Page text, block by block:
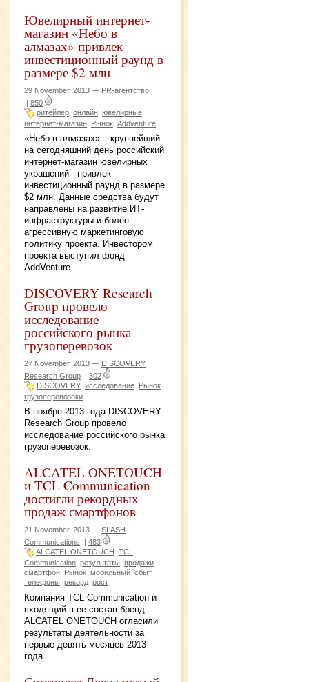
Ювелирный интернет-
магазин «Небо в
алмазах» привлек
инвестиционный раунд в
размере $2 млн
29 November, 2013 — PR-агентство
| 850
ритейлер онлайн ювелирные
интернет-магазин Рынок Addventure
«Небо в алмазах» – крупнейший
на сегодняшний день российский
интернет-магазин ювелирных
украшений - привлек
инвестиционный раунд в размере
$2 млн. Данные средства будут
направлены на развитие ИТ-
инфраструктуры и более
агрессивную маркетинговую
политику проекта. Инвестором
проекта выступил фонд
AddVenture.
DISCOVERY Research
Group провело
исследование
российского рынка
грузоперевозок
27 November, 2013 — DISCOVERY
Research Group | 302
DISCOVERY исследование Рынок
грузоперевозоки
В ноябре 2013 года DISCOVERY
Research Group провело
исследование российского рынка
грузоперевозок.
ALCATEL ONETOUCH
и TCL Communication
достигли рекордных
продаж смартфонов
21 November, 2013 — SLASH
Communications
483
ALCATEL ONETOUCH
TCL
Communication результаты продажи
смартфон
Рынок мобильный сбыт
телефоны рекорд рост
Компания TCL Communication и
входящий в ее состав бренд
ALCATEL ONETOUCH огласили
результаты деятельности за
первые девять месяцев 2013
года.